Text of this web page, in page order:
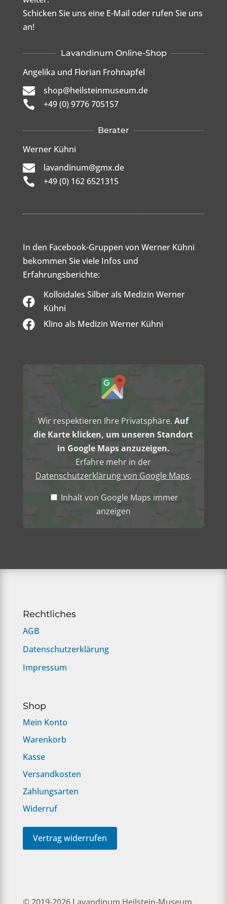
Schicken Sie uns eine E-Mail oder rufen Sie uns
an!
Lavandinum Online-Shop
Angelika und Florian Frohnapfel
 shop@heilsteinmuseum.de
 +49 (0) 9776 705157
Berater
Werner Kühni
 lavandinum@gmx.de
 +49 (0) 162 6521315
In den Facebook-Gruppen von Werner Kühni
bekommen Sie viele Infos und
Erfahrungsberichte:

Kolloidales Silber als Medizin Werner
Kühni
 Klino als Medizin Werner Kühni
Inhalt
Wir respektieren Ihre Privatsphäre.Auf
die Karte klicken, um unseren Standort
in Google Maps anzuzeigen.
Erfahre mehr in der
Datenschutzerklärung von Google Maps.
Inhalt von Google Maps immer
anzeigen
Rechtliches
AGB
Datenschutzerklärung
Impressum
Shop
Mein Konto
Warenkorb
Kasse
Versandkosten
Zahlungsarten
Widerruf
Vertrag widerrufen